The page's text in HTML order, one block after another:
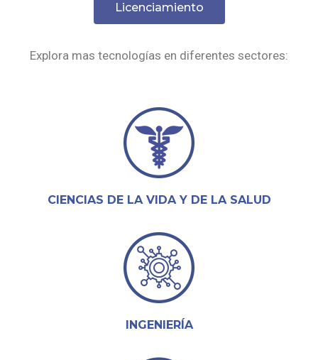
Licenciamiento
Explora mas tecnologías en diferentes sectores:
CIENCIAS DE LA VIDA Y DE LA SALUD
INGENIERÍA